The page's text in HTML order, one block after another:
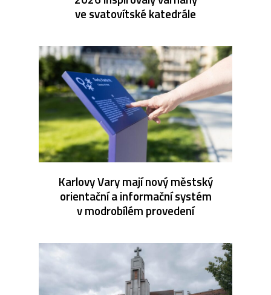
ve svatovítské katedrále
Karlovy Vary mají nový městský
orientační a informační systém
v modrobílém provedení